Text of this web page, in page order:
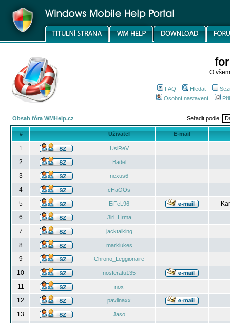
O
FAQ Hledat
Osobní nastavení
Obsah fóra WMHelp.cz Seřadit podle:
# Uživatel E-mail
1 UsiReV
2 Badel
3 nexus6
4 cHaOOs
5 EiFeL96
6
Jiri_Hrma
7 jacktalking
8 marklukes
9 Chrono_Leggionaire
10 nosferatu135
11 nox
12 pavlinaxx
13 Jaso